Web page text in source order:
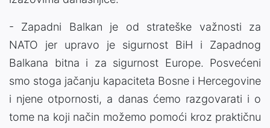
- Zapadni Balkan je od strateške važnosti za
NATO jer upravo je sigurnost BiH i Zapadnog
Balkana bitna i za sigurnost Europe. Posvećeni
smo stoga jačanju kapaciteta Bosne i Hercegovine
i njene otpornosti, a danas ćemo razgovarati i o
tome na koji način možemo pomoći kroz praktičnu